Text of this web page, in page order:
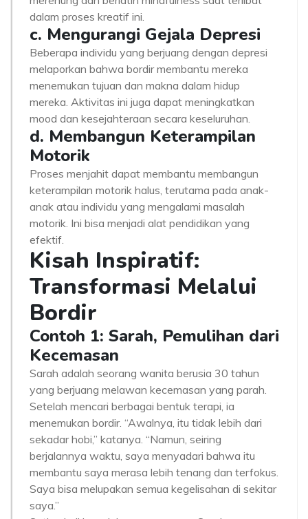
dalam proses kreatif ini.
c. Mengurangi Gejala Depresi
Beberapa individu yang berjuang dengan depresi
melaporkan bahwa bordir membantu mereka
menemukan tujuan dan makna dalam hidup
mereka. Aktivitas ini juga dapat meningkatkan
mood dan kesejahteraan secara keseluruhan.
d. Membangun Keterampilan
Motorik
Proses menjahit dapat membantu membangun
keterampilan motorik halus, terutama pada anak-
anak atau individu yang mengalami masalah
motorik. Ini bisa menjadi alat pendidikan yang
efektif.
Kisah Inspiratif:
Transformasi Melalui
Bordir
Contoh 1: Sarah, Pemulihan dari
Kecemasan
Sarah adalah seorang wanita berusia 30 tahun
yang berjuang melawan kecemasan yang parah.
Setelah mencari berbagai bentuk terapi, ia
menemukan bordir. “Awalnya, itu tidak lebih dari
sekadar hobi,” katanya. “Namun, seiring
berjalannya waktu, saya menyadari bahwa itu
membantu saya merasa lebih tenang dan terfokus.
Saya bisa melupakan semua kegelisahan di sekitar
saya.”